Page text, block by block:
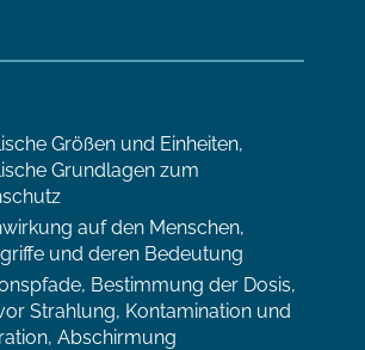
Größen und Einheiten,
Grundlagen zum
auf den Menschen,
und deren Bedeutung
Bestimmung der Dosis,
Strahlung, Kontamination und
Abschirmung